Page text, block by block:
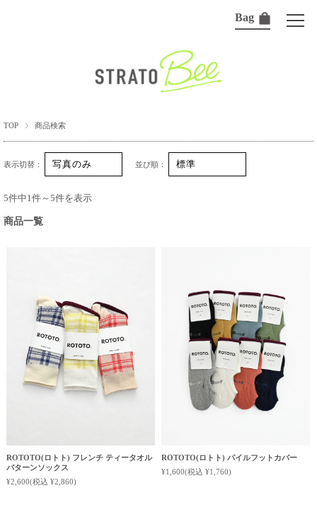
Bag
TOP 商品検索
表示切替： 並び順：
5件中1件～5件を表示
商品一覧
ROTOTO(ロトト) フレンチ ティータオル
パターンソックス
¥2,600(税込 ¥2,860)
ROTOTO(ロトト) パイルフットカバー
¥1,600(税込 ¥1,760)